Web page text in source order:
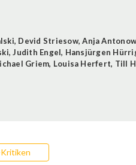
, Devid Striesow,Anja
,Judith Engel, Hansjürgen
Griem, Louisa Herfert, Till